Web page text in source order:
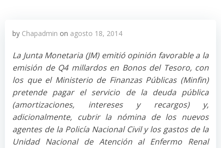
by Chapadmin on agosto 18, 2014
La Junta Monetaria (JM) emitió opinión favorable a la
emisión de Q4 millardos en Bonos del Tesoro, con
los que el Ministerio de Finanzas Públicas (Minfin)
pretende pagar el servicio de la deuda pública
(amortizaciones, intereses y recargos) y,
adicionalmente, cubrir la nómina de los nuevos
agentes de la Policía Nacional Civil y los gastos de la
Unidad Nacional de Atención al Enfermo Renal